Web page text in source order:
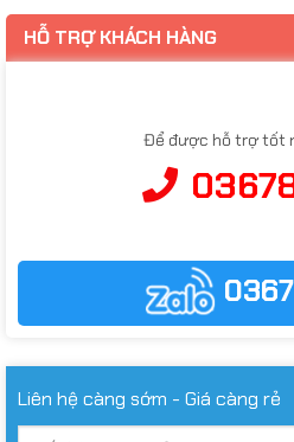
HỖ TRỢ KHÁCH HÀNG
Để được hỗ trợ tốt
Liên hệ càng sớm - Giá càng rẻ